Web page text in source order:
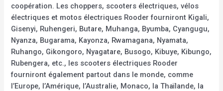
coopération. Les choppers, scooters électriques, vélos
électriques et motos électriques Rooder fourniront Kigali,
Gisenyi, Ruhengeri, Butare, Muhanga, Byumba, Cyangugu,
Nyanza, Bugarama, Kayonza, Rwamagana, Nyamata,
Ruhango, Gikongoro, Nyagatare, Busogo, Kibuye, Kibungo,
Rubengera, etc., les scooters électriques Rooder
fourniront également partout dans le monde, comme
l’Europe, l’Amérique, l’Australie, Monaco, la Thaïlande, la